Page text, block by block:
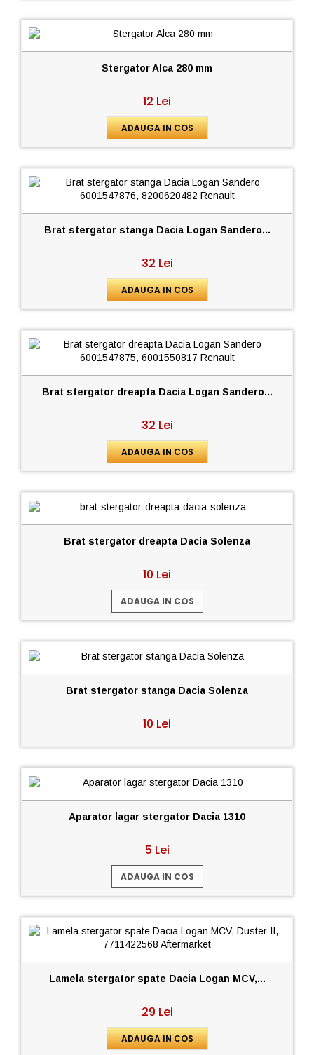
Stergator Alca 280 mm
12 Lei
ADAUGA IN COS
Brat stergator stanga Dacia Logan Sandero...
32 Lei
ADAUGA IN COS
Brat stergator dreapta Dacia Logan Sandero...
32 Lei
ADAUGA IN COS
Brat stergator dreapta Dacia Solenza
10 Lei
ADAUGA IN COS
Brat stergator stanga Dacia Solenza
10 Lei
Aparator lagar stergator Dacia 1310
5 Lei
ADAUGA IN COS
Lamela stergator spate Dacia Logan MCV,...
29 Lei
ADAUGA IN COS